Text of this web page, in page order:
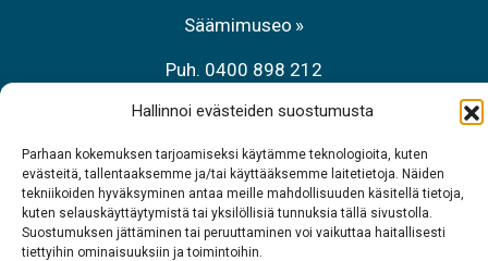
Hallinnoi evästeiden suostumusta
Parhaan kokemuksen tarjoamiseksi käytämme teknologioita, kuten
evästeitä, tallentaaksemme ja/tai käyttääksemme laitetietoja. Näiden
tekniikoiden hyväksyminen antaa meille mahdollisuuden käsitellä tietoja,
kuten selauskäyttäytymistä tai yksilöllisiä tunnuksia tällä sivustolla.
Suostumuksen jättäminen tai peruuttaminen voi vaikuttaa haitallisesti
tiettyihin ominaisuuksiin ja toimintoihin.
Säämimuseo
Puh. 0400 898 212
Aanaar palvâlemsaje, Meccihaldâttâs
Puh. 0206 39 7740
Raavâdviäsu Sarrit
Puh. 040 700 6485